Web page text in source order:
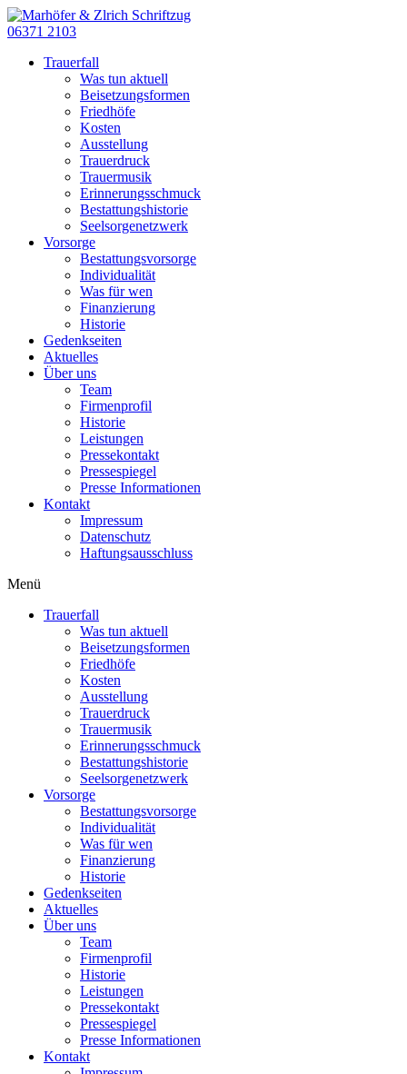
06371 2103
Trauerfall
Was tun aktuell
Beisetzungsformen
Friedhöfe
Kosten
Ausstellung
Trauerdruck
Trauermusik
Erinnerungsschmuck
Bestattungshistorie
Seelsorgenetzwerk
Vorsorge
Bestattungsvorsorge
Individualität
Was für wen
Finanzierung
Historie
Gedenkseiten
Aktuelles
Über uns
Team
Firmenprofil
Historie
Leistungen
Pressekontakt
Pressespiegel
Presse Informationen
Kontakt
Impressum
Datenschutz
Haftungsausschluss
Menü
Trauerfall
Was tun aktuell
Beisetzungsformen
Friedhöfe
Kosten
Ausstellung
Trauerdruck
Trauermusik
Erinnerungsschmuck
Bestattungshistorie
Seelsorgenetzwerk
Vorsorge
Bestattungsvorsorge
Individualität
Was für wen
Finanzierung
Historie
Gedenkseiten
Aktuelles
Über uns
Team
Firmenprofil
Historie
Leistungen
Pressekontakt
Pressespiegel
Presse Informationen
Kontakt